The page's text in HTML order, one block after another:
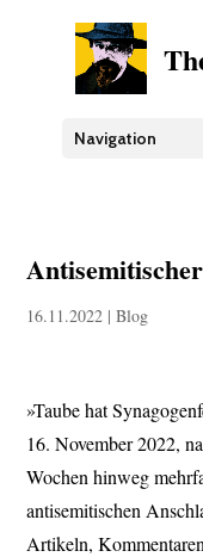
Navigation
16.11.2022 |Blog
»Taube hat
16. November 2022,
Wochen hinweg
antisemitischen
Artikeln,